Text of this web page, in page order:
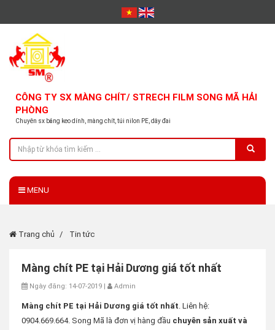
CÔNG TY SX MÀNG CHÍT/ STRECH FILM SONG MÃ HẢI
PHÒNG
Chuyên sx băng keo dính, màng chít, túi nilon PE, dây đai
MENU
Trang chủ Tin tức
Màng chít PE tại Hải Dương giá tốt nhất
Ngày đăng: 14-07-2019 | Admin
Màng chít PE tại Hải Dương giá tốt nhất. Liên hệ:
0904.669.664. Song Mã là đơn vị hàng đầu chuyên sản xuất và